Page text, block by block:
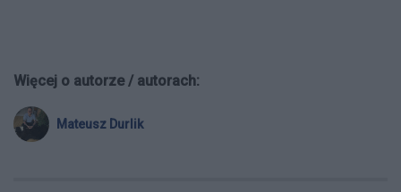
Więcej o autorze / autorach:
Mateusz Durlik